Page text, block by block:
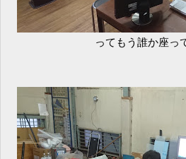
ってもう誰か座っ